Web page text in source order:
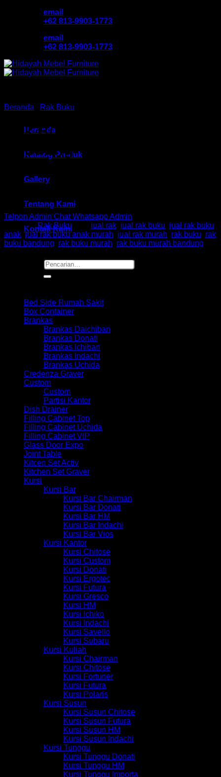
email
+62 813-9903-1773
email
+62 813-9903-1773
Beranda
Katalog Produk
Gallery
Tentang Kami
Kontak Kami
Pencarian
untuk:
Beranda Rak Buku
Rak Buku Activ HM Poku 3
Bandung
189,750
Telpon Admin Chat Whatsapp Admin
Kategori:Rak Buku jual rak jual rak buku jual rak buku
anak ,jual rak buku anak murah jual rak murah rak buku rak
buku bandung rak buku murah rak buku murah bandung
Bed Side Rumah Sakit
Box Container
Brankas
Brankas Daichiban
Brankas Donati
Brankas Ichiban
Brankas Indachi
Brankas Uchida
Credenza Graver
Custom
Custom
Partisi Kantor
Dish Drainer
Filling Cabinet Top
Filling Cabinet Uchida
Filling Cabinet VIP
Glass Door Expo
Joint Table
Kitcen Set Activ
Kitchen Set Graver
Kursi
Kursi Bar
Kursi Bar Chairman
Kursi Bar Donati
Kursi Bar HM
Kursi Bar Indachi
Kursi Bar Vios
Kursi Kantor
Kursi Chitose
Kursi Custom
Kursi Donati
Kursi Ergotec
Kursi Futura
Kursi Gresco
Kursi HM
Kursi Ichiko
Kursi Indachi
Kursi Savello
Kursi Subaru
Kursi Kuliah
Kursi Chairman
Kursi Chitose
Kursi Fortuner
Kursi Futura
Kursi Polaris
Kursi Susun
Kursi Susun Chitose
Kursi Susun Futura
Kursi Susun HM
Kursi Susun Indachi
Kursi Tunggu
Kursi Tunggu Donati
Kursi Tunggu HM
Kursi Tunggu Importa